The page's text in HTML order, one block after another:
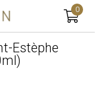
0
Estèphe